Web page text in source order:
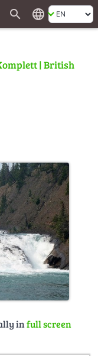
search language
| British
infull screen